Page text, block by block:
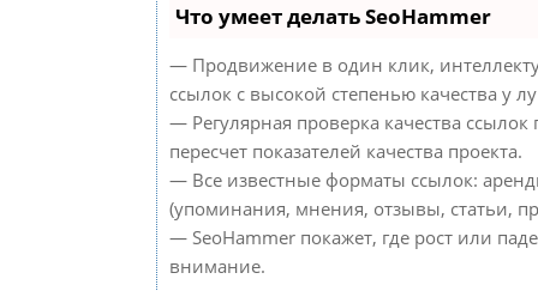
Что умеет делать SeoHammer
— Продвижение в один клик,
ссылок с высокой степенью качества у
— Регулярная проверка качества
пересчет показателей качества проекта.
— Все известные форматы ссылок:
(упоминания, мнения, отзывы, статьи,
— SeoHammer покажет, где рост или
внимание.